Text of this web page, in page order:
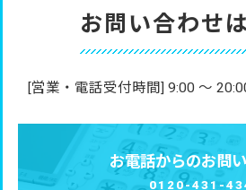
お問い合わせ
[営業・電話受付時間] 9:00 〜
お電話からのお問
0120-431-